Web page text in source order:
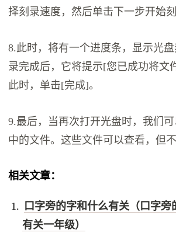
择刻录速度，然后单击下一步开始刻
8.此时，将有一个进度条，显示光
录完成后，它将提示[您已成功将文
此时，单击[完成]。
9.最后，当再次打开光盘时，我们
中的文件。这些文件可以查看，但不
相关文章：
口字旁的字和什么有关（口字旁
有关一年级）